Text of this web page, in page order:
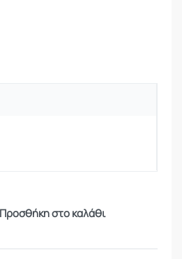
Προσθήκη στο καλάθι